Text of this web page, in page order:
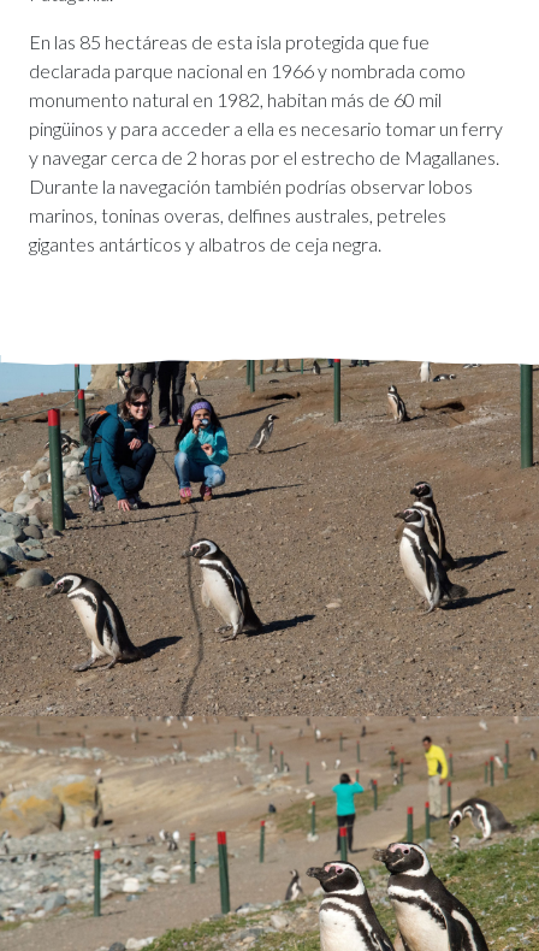
En las 85 hectáreas de esta isla protegida que fue
declarada parque nacional en 1966 y nombrada como
monumento natural en 1982, habitan más de 60 mil
pingüinos y para acceder a ella es necesario tomar un ferry
y navegar cerca de 2 horas por el estrecho de Magallanes.
Durante la navegación también podrías observar lobos
marinos, toninas overas, delfines australes, petreles
gigantes antárticos y albatros de ceja negra.